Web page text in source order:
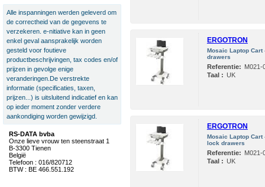
Alle inspanningen werden geleverd om
de correctheid van de gegevens te
verzekeren. e-nitiative kan in geen
enkel geval aansprakelijk worden
gesteld voor foutieve
productbeschrijvingen, tax codes en/of
prijzen in gevolge enige
veranderingen.De verstrekte
informatie (specificaties, taxen,
prijzen...) is uitsluitend indicatief en kan
op ieder moment zonder verdere
aankondiging worden gewijzigd.
RS-DATA bvba
Onze lieve vrouw ten steenstraat 1
B-3300 Tienen
België
Telefoon : 016/820712
BTW : BE 466.551.192
ERGOTRON
Mosaic Laptop
drawers
Referentie: M021-
Taal : UK
ERGOTRON
Mosaic Laptop Cart
lock drawers
Referentie: M021-
Taal : UK